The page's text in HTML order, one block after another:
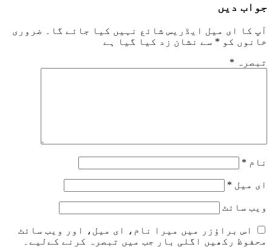
جواب دیں
آپ کا ای میل ایڈریس شائع نہیں کیا جائے گا۔
ضروری
خانوں کو * سے نشان زد کیا گیا ہے
تبصرہ *
نام *
ای میل *
ویب‌ سائٹ
اس براؤزر میں میرا نام، ای میل، اور ویب سائٹ
محفوظ رکھیں اگلی بار جب میں تبصرہ کرنے کےلیے۔